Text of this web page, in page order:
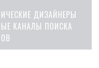
ДИЗАЙНЕРЫ
КАНАЛЫ ПОИСКА